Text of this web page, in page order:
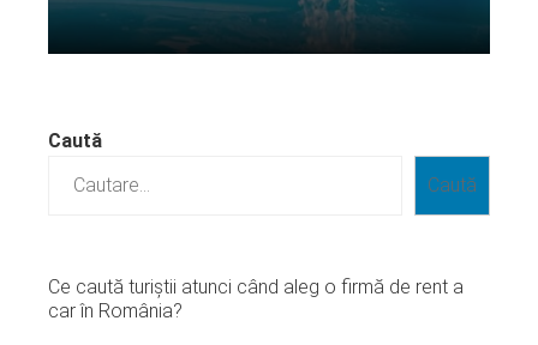
Caută
Caută
Ce caută turiștii atunci când aleg o firmă de rent a
car în România?